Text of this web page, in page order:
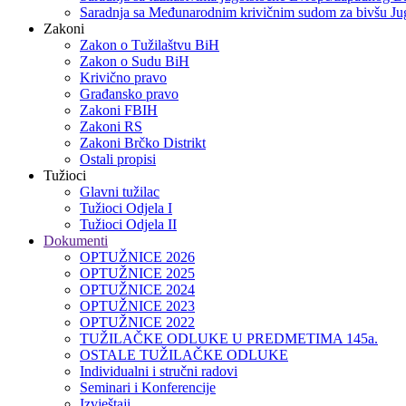
Saradnja sa Međunarodnim krivičnim sudom za bivšu
Zakoni
Zakon o Тužilaštvu BiH
Zakon o Sudu BiH
Krivično pravo
Građansko pravo
Zakoni FBIH
Zakoni RS
Zakoni Brčko Distrikt
Ostali propisi
Tužioci
Glavni tužilac
Tužioci Odjela I
Tužioci Odjela II
Dokumenti
OPTUŽNICE 2026
OPTUŽNICE 2025
OPTUŽNICE 2024
OPTUŽNICE 2023
OPTUŽNICE 2022
TUŽILAČKE ODLUKE U PREDMETIMA 145a.
OSTALE TUŽILAČKE ODLUKE
Individualni i stručni radovi
Seminari i Konferencije